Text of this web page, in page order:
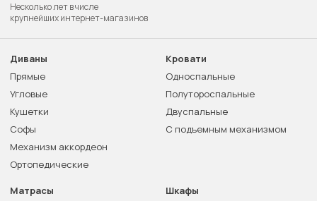
Несколько лет в числе
крупнейших интернет-магазинов
Диваны
Прямые
Угловые
Кушетки
Софы
Механизм аккордеон
Ортопедические
Кровати
Односпальные
Полутороспальные
Двуспальные
С подъемным механизмом
Матрасы
Шкафы